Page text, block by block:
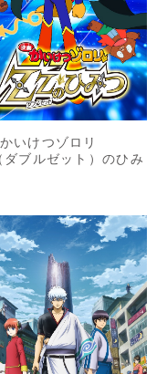
いけつゾロリ
ブルゼット）のひみ